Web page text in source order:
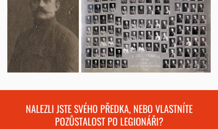
NALEZLI JSTE SVÉHO PŘEDKA, NEBO VLASTNÍTE
POZŮSTALOST PO LEGIONÁŘI?